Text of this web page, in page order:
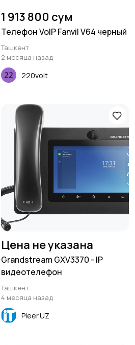
1 913 800 сум
Телефон VoIP Fanvil V64 черный
Ташкент
2 месяца назад
220volt
Цена не указана
Grandstream GXV3370 - IP
видеотелефон
Ташкент
4 месяца назад
Pleer.UZ